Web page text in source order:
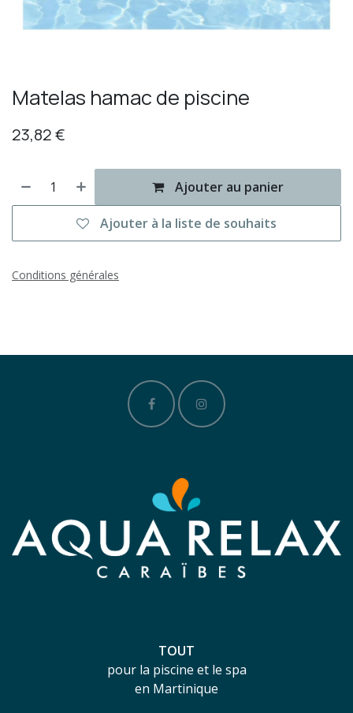
Matelas hamac de piscine
23,82€
Ajouter au panier
Ajouter à la liste de souhaits
Conditions générales
TOUT
pour la piscine et le spa
en Martinique